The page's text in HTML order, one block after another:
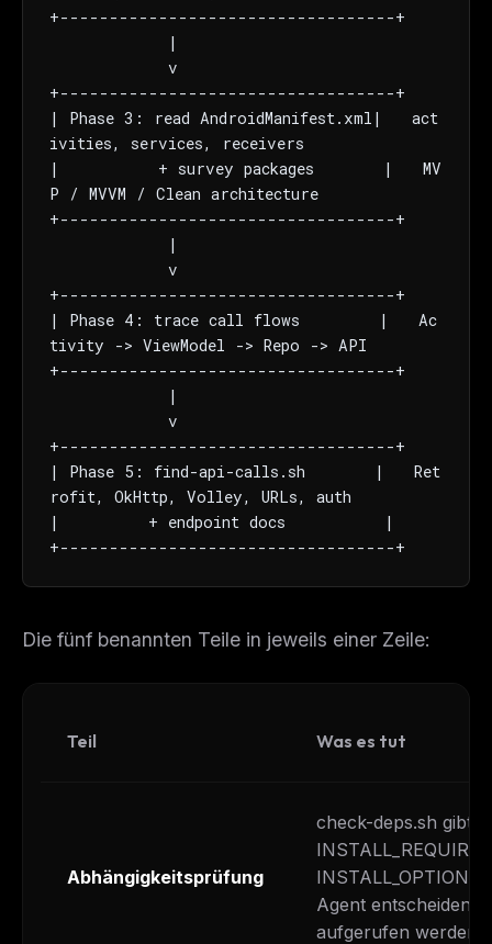
+----------------------------------+
+----------------------------------+
| Phase 3: read AndroidManifest.xml|   act
ivities, services, receivers
|          + survey packages       |   MV
P / MVVM / Clean architecture
+----------------------------------+
+----------------------------------+
| Phase 4: trace call flows        |   Ac
tivity -> ViewModel -> Repo -> API
+----------------------------------+
+----------------------------------+
| Phase 5: find-api-calls.sh       |   Ret
rofit, OkHttp, Volley, URLs, auth
|         + endpoint docs          |
+----------------------------------+
Die fünf benannten Teile in jeweils einer Zeile:
Teil Was es tut
Abhängigkeitsprüfung
check-deps.sh gibt
Agent entscheiden
aufgerufen werden